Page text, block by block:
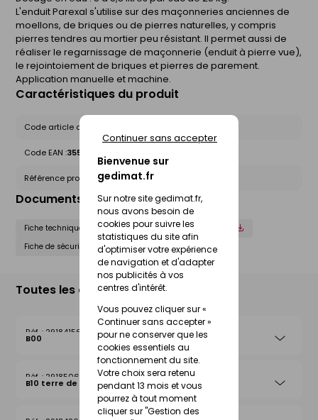
Bienvenue sur
gedimat.fr
Sur notre site gedimat.fr,
nous avons besoin de
cookies pour suivre les
statistiques du site afin
d'optimiser votre expérience
de navigation et d'adapter
nos publicités à vos
centres d'intérêt.
Vous pouvez cliquer sur «
Continuer sans accepter »
pour ne conserver que les
cookies essentiels au
fonctionnement du site.
Votre choix sera retenu
pendant 13 mois et vous
pourrez à tout moment
cliquer sur "Gestion des
Continuer sans accepter
L'enduit Parexal s'utilise sur des maçonneries anciennes de
moellons, de briques ou de pierres naturelles, y compris
pierres tendres au mortier peu résistant. Il permet aussi de
réaliser le regarnissage de maçonnerie (enduit à pierre vue),
le rejointoiement de briques et pierres de parement.
Application manuelle et machine.
Caractéristiques du produit
Code article chez le fournisseur :
Code EAN :3555432224472
Référence produit nationale Gedimat :
Documents liés
Fiche technique
Déclaration de performance (DOP)
Fiche de sécurité (FdS)
Toutes les déclinaisons
29184156
B00
29185061
B10 terre de lune